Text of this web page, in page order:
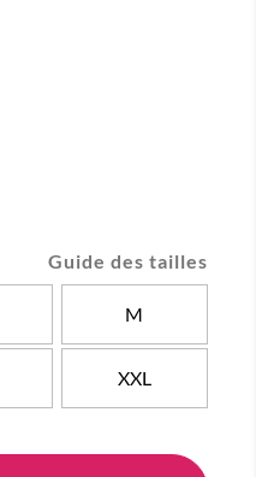
Guide des tailles
M
XXL